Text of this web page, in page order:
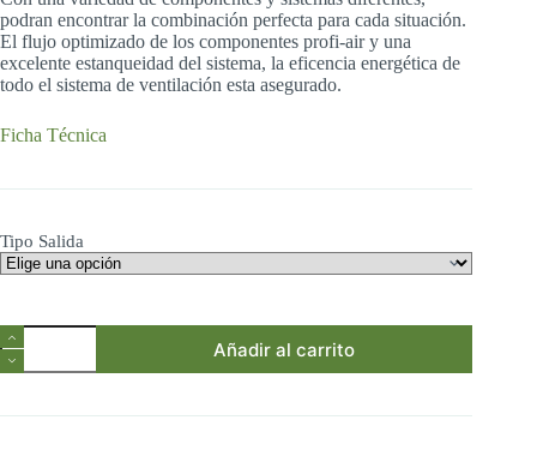
podran encontrar la combinación perfecta para cada situación.
El flujo optimizado de los componentes profi-air y una
excelente estanqueidad del sistema, la eficencia energética de
todo el sistema de ventilación esta asegurado.
Ficha Técnica
Tipo Salida
Salida
ventilación
tejado
cantidad
Añadir al carrito